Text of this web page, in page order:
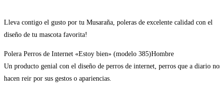
Lleva contigo el gusto por tu Musaraña, poleras de excelente calidad con el
diseño de tu mascota favorita!
Polera Perros de Internet «Estoy bien» (modelo 385)Hombre
Un producto genial con el diseño de perros de internet, perros que a diario
hacen reir por sus gestos o apariencias.